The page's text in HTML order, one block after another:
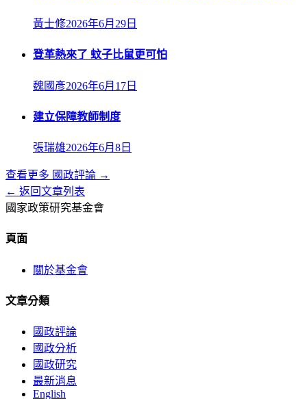
黃士修2026年6月29日
登革熱來了 蚊子比鼠更可怕
魏國彥2026年6月17日
建立保障教師制度
張瑞雄2026年6月8日
查看更多 國政評論 →
← 返回文章列表
國家政策研究基金會
頁面
關於基金會
文章分類
國政評論
國政分析
國政研究
最新消息
English